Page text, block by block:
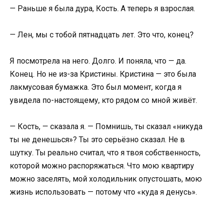
— Раньше я была дура, Кость. А теперь я взрослая.
— Лен, мы с тобой пятнадцать лет. Это что, конец?
Я посмотрела на него. Долго. И поняла, что — да.
Конец. Но не из-за Кристины. Кристина — это была
лакмусовая бумажка. Это был момент, когда я
увидела по-настоящему, кто рядом со мной живёт.
— Кость, — сказала я. — Помнишь, ты сказал «никуда
ты не денешься»? Ты это серьёзно сказал. Не в
шутку. Ты реально считал, что я твоя собственность,
которой можно распоряжаться. Что мою квартиру
можно заселять, мой холодильник опустошать, мою
жизнь использовать — потому что «куда я денусь».